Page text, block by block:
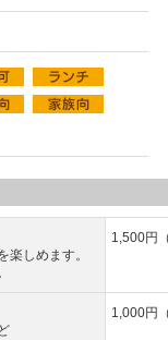
しめます。
1,500円
1,000円